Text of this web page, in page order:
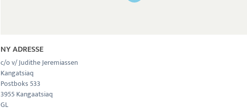
NY ADRESSE
c/o v/ Judithe Jeremiassen
Kangatsiaq
Postboks 533
3955 Kangaatsiaq
GL